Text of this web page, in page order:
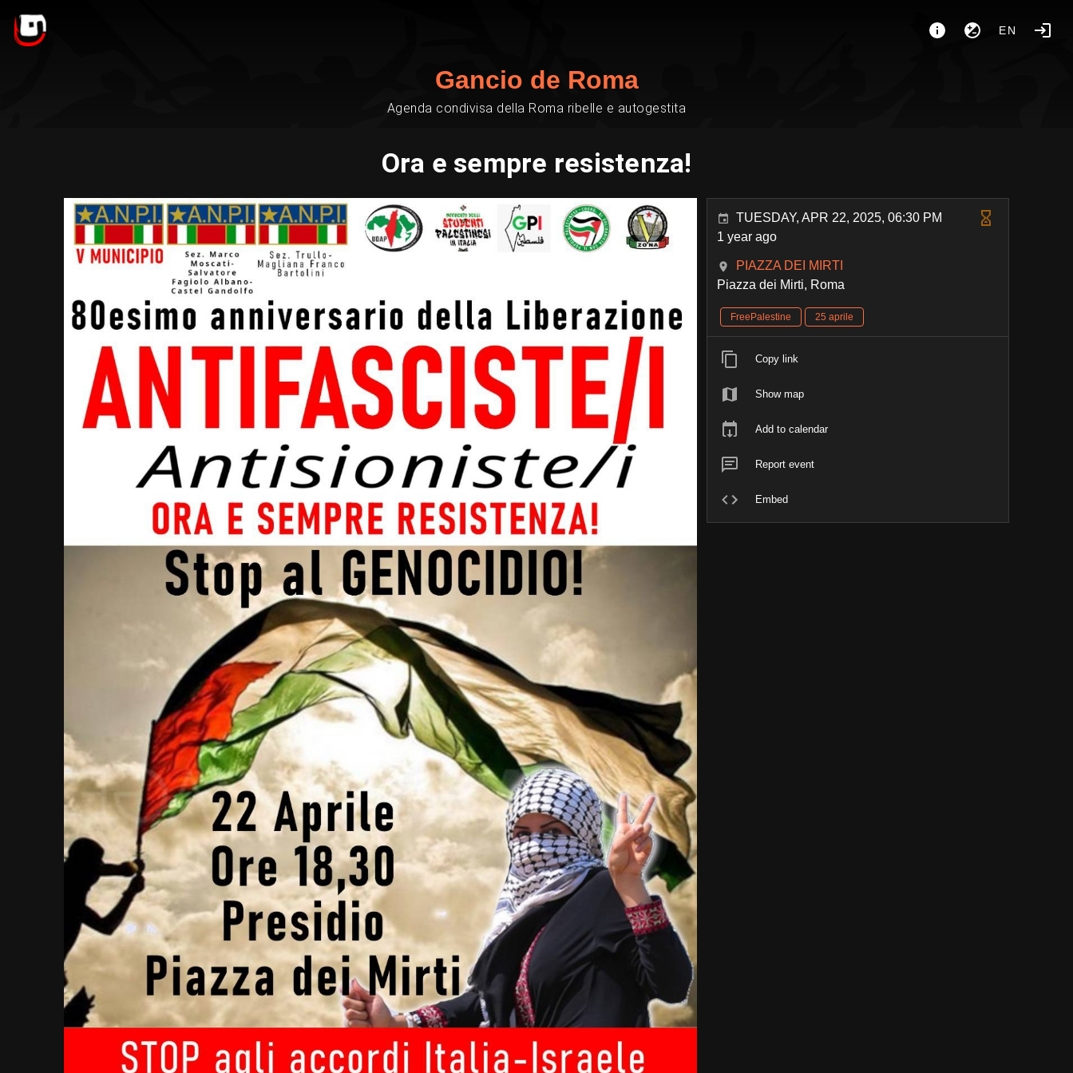
EN
Gancio de Roma
Agenda condivisa della Roma ribelle e autogestita
Ora e sempre resistenza!
TUESDAY, APR 22, 2025, 06:30 PM
1 year ago
PIAZZA DEI MIRTI
Piazza dei Mirti, Roma
FreePalestine 25 aprile
Copy link
Show map
Add to calendar
Report event
Embed